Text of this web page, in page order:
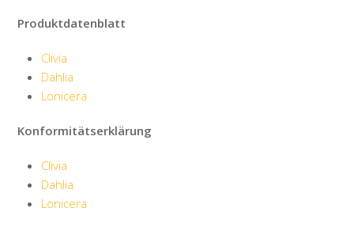
Produktdatenblatt
Clivia
Dahlia
Lonicera
Konformitätserklärung
Clivia
Dahlia
Lonicera